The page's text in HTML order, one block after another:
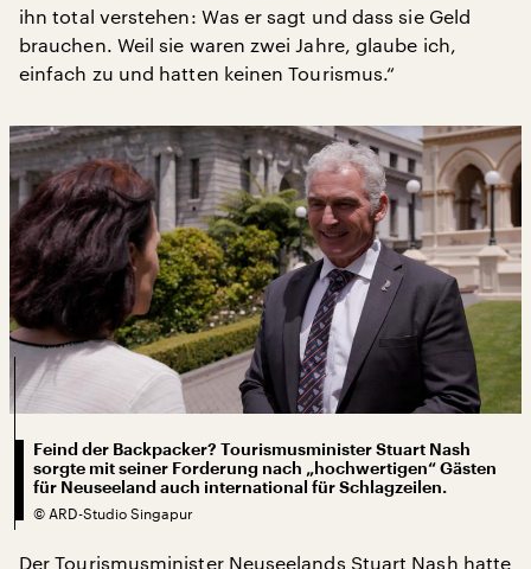
ihn total verstehen: Was er sagt und dass sie Geld
brauchen. Weil sie waren zwei Jahre, glaube ich,
einfach zu und hatten keinen Tourismus.“
Feind der Backpacker? Tourismusminister Stuart Nash
sorgte mit seiner Forderung nach „hochwertigen“ Gästen
für Neuseeland auch international für Schlagzeilen.
© ARD-Studio Singapur
Der Tourismusminister Neuseelands Stuart Nash hatte